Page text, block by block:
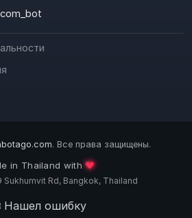
. Все права защищены.
in Thailand with❤️
Sukhumvit Rd, Bangkok, Thailand
Нашел ошибку